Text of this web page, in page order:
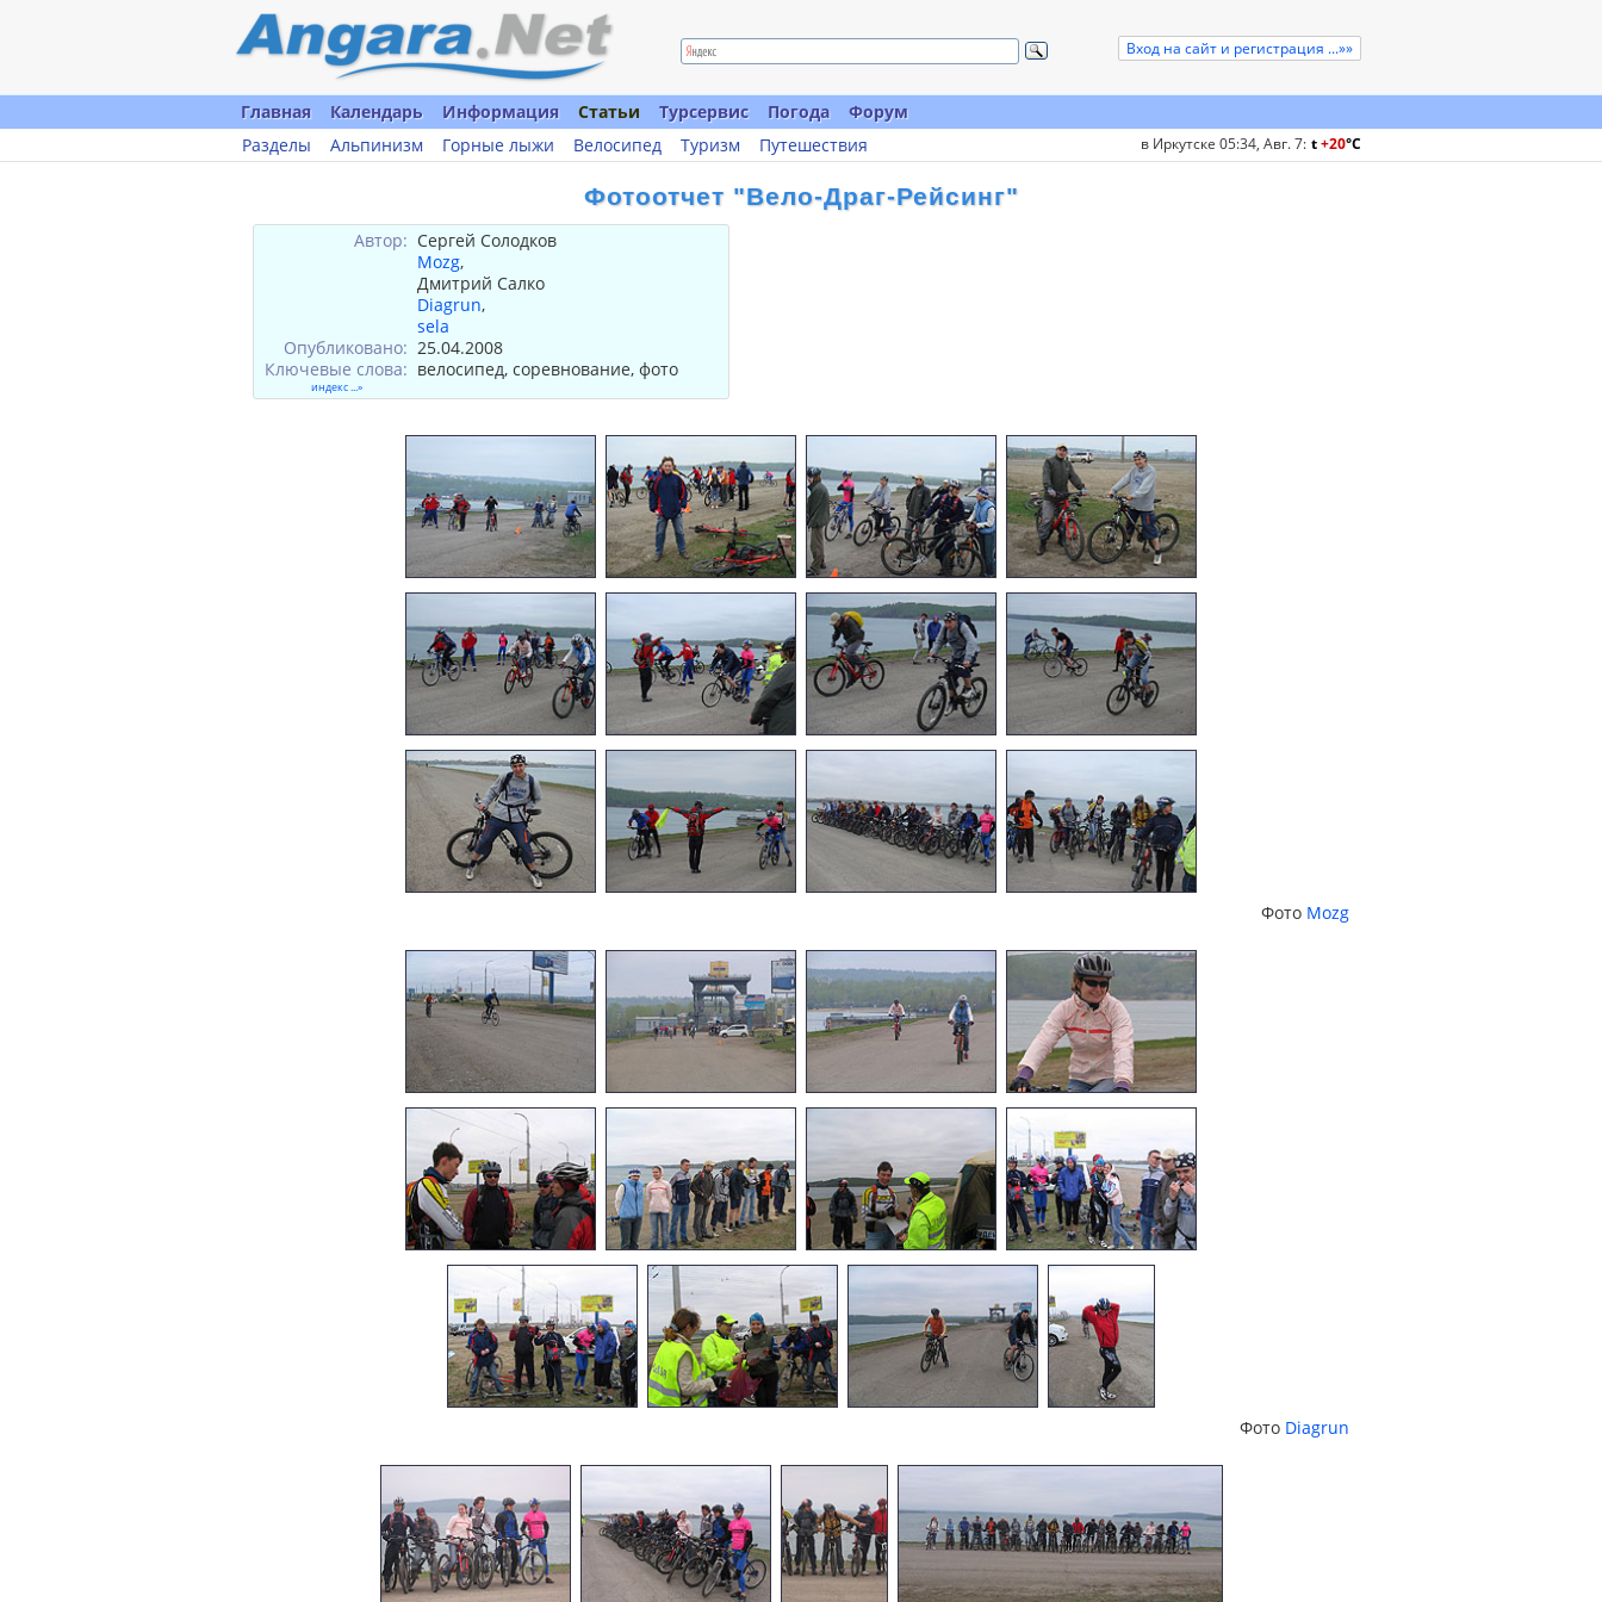
Вход на сайт и регистрация ...»»
Главная Календарь Информация Статьи Турсервис Погода
Форум
Разделы
Альпинизм Горные лыжи Велосипед Туризм Путешествия в Иркутске 05:34, Авг. 7: t+20°C
Фотоотчет "Вело-Драг-Рейсинг"
Автор: Сергей Солодков
Mozg,
Дмитрий Салко
Diagrun,
sela
Опубликовано: 25.04.2008
Ключевые слова:
индекс ...»
велосипед, соревнование, фото
Фото Mozg
Фото Diagrun